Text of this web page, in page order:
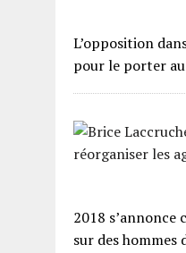
L’opposition
pour le porter
2018
sur des